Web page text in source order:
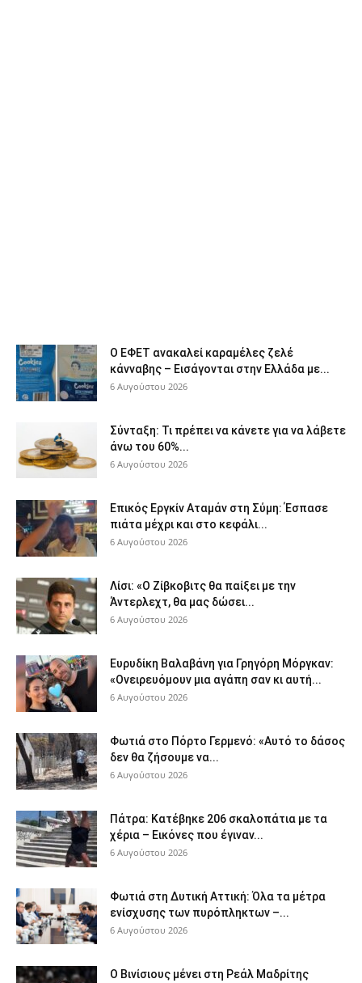
Ο ΕΦΕΤ ανακαλεί καραμέλες ζελέ
κάνναβης – Εισάγονται στην Ελλάδα με...
6 Αυγούστου 2026
Σύνταξη: Τι πρέπει να κάνετε για να λάβετε
άνω του 60%...
6 Αυγούστου 2026
Επικός Εργκίν Αταμάν στη Σύμη: Έσπασε
πιάτα μέχρι και στο κεφάλι...
6 Αυγούστου 2026
Λίσι: «Ο Ζίβκοβιτς θα παίξει με την
Άντερλεχτ, θα μας δώσει...
6 Αυγούστου 2026
Ευρυδίκη Βαλαβάνη για Γρηγόρη Μόργκαν:
«Ονειρευόμουν μια αγάπη σαν κι αυτή...
6 Αυγούστου 2026
Φωτιά στο Πόρτο Γερμενό: «Αυτό το δάσος
δεν θα ζήσουμε να...
6 Αυγούστου 2026
Πάτρα: Κατέβηκε 206 σκαλοπάτια με τα
χέρια – Εικόνες που έγιναν...
6 Αυγούστου 2026
Φωτιά στη Δυτική Αττική: Όλα τα μέτρα
ενίσχυσης των πυρόπληκτων –...
6 Αυγούστου 2026
Ο Βινίσιους μένει στη Ρεάλ Μαδρίτης